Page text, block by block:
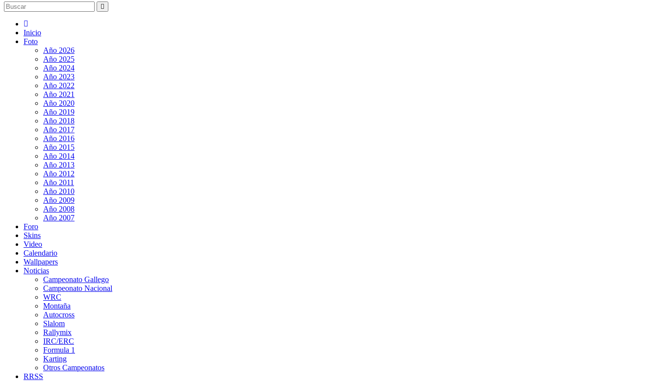
Inicio
Foto
Año 2026
Año 2025
Año 2024
Año 2023
Año 2022
Año 2021
Año 2020
Año 2019
Año 2018
Año 2017
Año 2016
Año 2015
Año 2014
Año 2013
Año 2012
Año 2011
Año 2010
Año 2009
Año 2008
Año 2007
Foro
Skins
Video
Calendario
Wallpapers
Noticias
Campeonato Gallego
Campeonato Nacional
WRC
Montaña
Autocross
Slalom
Rallymix
IRC/ERC
Formula 1
Karting
Otros Campeonatos
RRSS